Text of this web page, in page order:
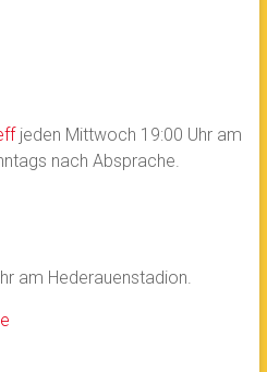
jeden Mittwoch 19:00 Uhr am
nach Absprache.
am Hederauenstadion.